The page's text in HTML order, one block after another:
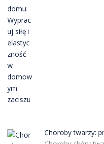
Choroby twarzy: